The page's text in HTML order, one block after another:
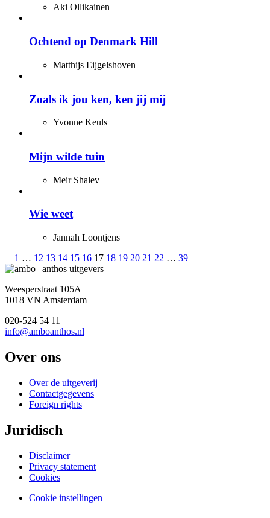
Aki Ollikainen
Ochtend op Denmark Hill
Matthijs Eijgelshoven
Zoals ik jou ken, ken jij mij
Yvonne Keuls
Mijn wilde tuin
Meir Shalev
Wie weet
Jannah Loontjens
Berichten
paginering
1 … 12 13 14 15 16 17 18 19 20 21 22 … 39
Weesperstraat 105A
1018 VN Amsterdam
020-524 54 11
info@amboanthos.nl
Over ons
Over de uitgeverij
Contactgegevens
Foreign rights
Juridisch
Disclaimer
Privacy statement
Cookies
Cookie instellingen